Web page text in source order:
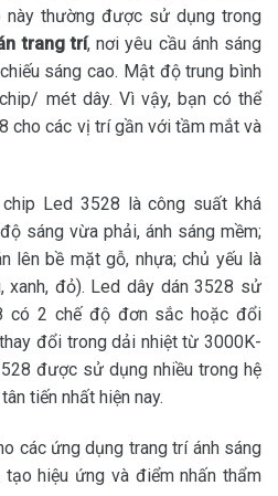
này thường được sử dụng trong
trang trí, nơi yêu cầu ánh sáng
sáng cao. Mật độ trung bình
mét dây. Vì vậy, bạn có thể
cho các vị trí gần với tầm mắt và
Led 3528 là công suất khá
sáng vừa phải, ánh sáng mềm;
lên bề mặt gỗ, nhựa; chủ yếu là
xanh, đỏ). Led dây dán 3528 sử
có 2 chế độ đơn sắc hoặc đổi
đổi trong dải nhiệt từ 3000K-
được sử dụng nhiều trong hệ
tiến nhất hiện nay.
các ứng dụng trang trí ánh sáng
hiệu ứng và điểm nhấn thẩm